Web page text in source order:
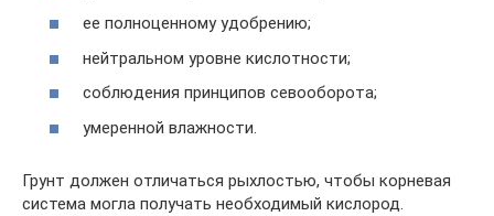
ее полноценному удобрению;
нейтральном уровне кислотности;
соблюдения принципов севооборота;
умеренной влажности.
Грунт должен отличаться рыхлостью, чтобы корневая
система могла получать необходимый кислород.